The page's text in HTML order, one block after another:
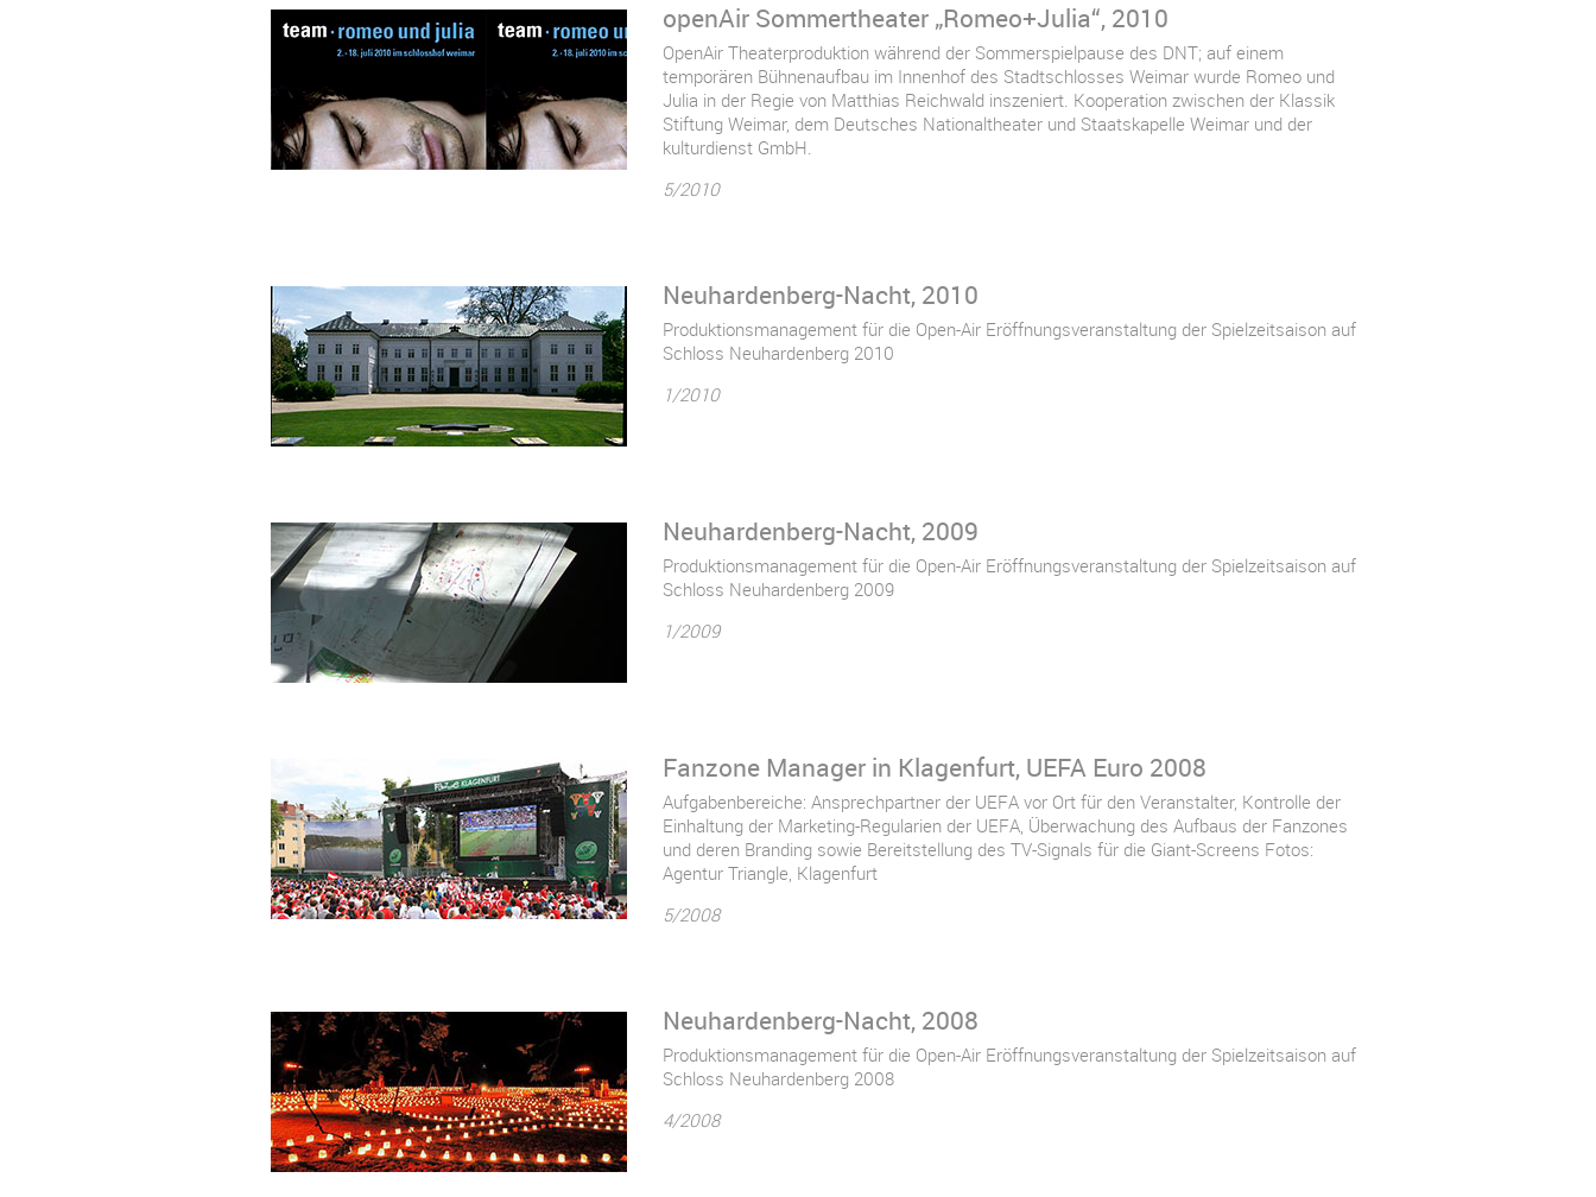
openAir Sommertheater „Romeo+Julia“, 2010
OpenAir Theaterproduktion während der Sommerspielpause des DNT; auf einem
temporären Bühnenaufbau im Innenhof des Stadtschlosses Weimar wurde Romeo und
Julia in der Regie von Matthias Reichwald inszeniert. Kooperation zwischen der Klassik
Stiftung Weimar, dem Deutsches Nationaltheater und Staatskapelle Weimar und der
kulturdienst GmbH.
5/2010
Neuhardenberg-Nacht, 2010
Produktionsmanagement für die Open-Air Eröffnungsveranstaltung der Spielzeitsaison auf
Schloss Neuhardenberg 2010
1/2010
Neuhardenberg-Nacht, 2009
Produktionsmanagement für die Open-Air Eröffnungsveranstaltung der Spielzeitsaison auf
Schloss Neuhardenberg 2009
1/2009
Fanzone Manager in Klagenfurt, UEFA Euro 2008
Aufgabenbereiche: Ansprechpartner der UEFA vor Ort für den Veranstalter, Kontrolle der
Einhaltung der Marketing-Regularien der UEFA, Überwachung des Aufbaus der Fanzones
und deren Branding sowie Bereitstellung des TV-Signals für die Giant-Screens Fotos:
Agentur Triangle, Klagenfurt
5/2008
Neuhardenberg-Nacht, 2008
Produktionsmanagement für die Open-Air Eröffnungsveranstaltung der Spielzeitsaison auf
Schloss Neuhardenberg 2008
4/2008